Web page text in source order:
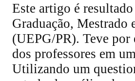
Este artigo é
Graduação, Mestrado
(UEPG/PR). Teve
dos professores em
Utilizando um